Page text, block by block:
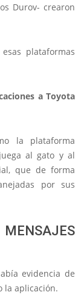
Durov- crearon
plataformas
a Toyota
la plataforma
al gato y al
que de forma
por sus
evidencia de
la aplicación.